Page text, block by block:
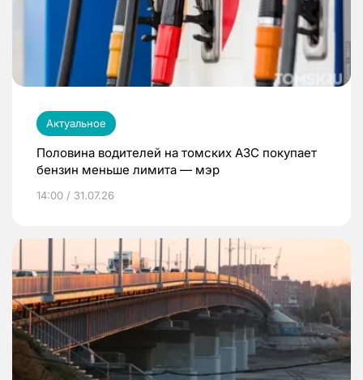
Актуальное
Половина водителей на томских АЗС покупает
бензин меньше лимита — мэр
14:00 / 31.07.26